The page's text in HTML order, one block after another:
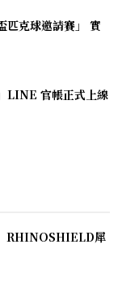
匹克球邀請賽」 實
LINE 官帳正式上線
RHINOSHIELD犀